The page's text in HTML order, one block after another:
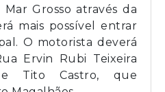
Grosso através da
mais possível entrar
O motorista deverá
Ervin Rubi Teixeira
Tito Castro, que